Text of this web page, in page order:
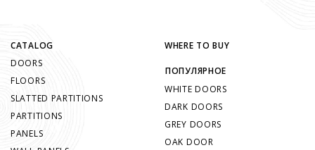
CATALOG
DOORS
FLOORS
SLATTED PARTITIONS
PARTITIONS
PANELS
WHERE TO BUY
ПОПУЛЯРНОЕ
WHITE DOORS
DARK DOORS
GREY DOORS
OAK DOOR